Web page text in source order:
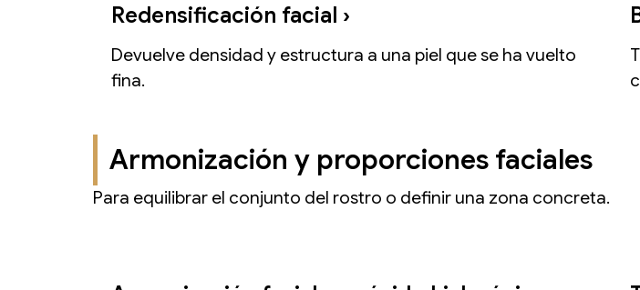
Redensificación facial ›
Devuelve densidad y estructura a una piel que se ha vuelto
fina.
Armonización y proporciones faciales
Para equilibrar el conjunto del rostro o definir una zona concreta.